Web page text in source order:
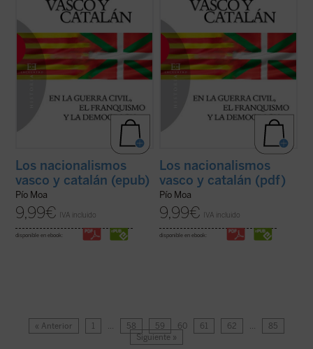
España va a permanecer unida ...
Los nacionalismos
vasco y catalán (epub)
Pío Moa
9,99€ IVA incluido
disponible en ebook:
España va a permanecer unida ...
Los nacionalismos
vasco y catalán (pdf)
Pío Moa
9,99€ IVA incluido
disponible en ebook:
« Anterior 1 … 58 59 60 61 62 …
85
Siguiente »